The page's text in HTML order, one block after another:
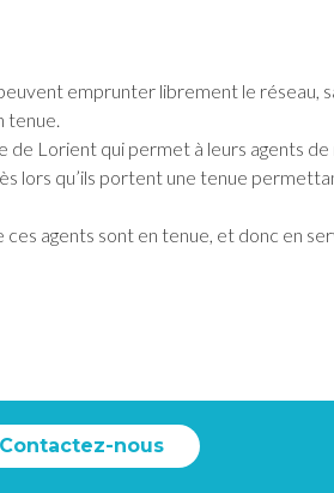
emprunter librement le réseau,
tenue.
de Lorient qui permet à leurs agents
lors qu’ils portent une tenue
agents sont en tenue, et donc en
Contactez-nous